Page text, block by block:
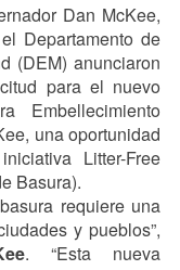
Dan McKee,
Departamento de
(DEM) anunciaron
para el nuevo
Embellecimiento
una oportunidad
Litter-Free
Basura).
requiere una
y pueblos”,
. “Esta nueva